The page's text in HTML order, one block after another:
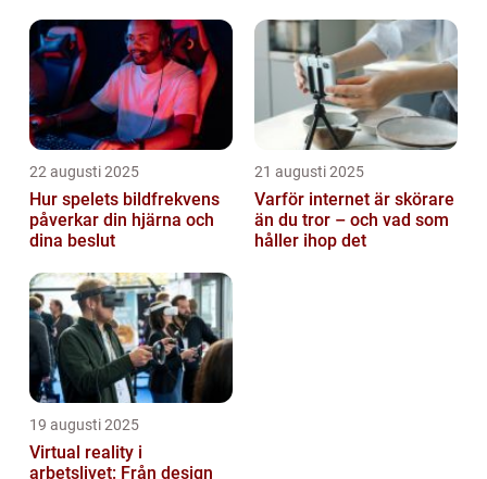
22 augusti 2025
Hur spelets bildfrekvens
påverkar din hjärna och
dina beslut
21 augusti 2025
Varför internet är skörare
än du tror – och vad som
håller ihop det
19 augusti 2025
Virtual reality i
arbetslivet: Från design